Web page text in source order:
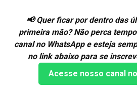
📢 Quer ficar por dentro das
primeira mão? Não perca
canal no WhatsApp e esteja
no link abaixo para se
Acesse nosso canal